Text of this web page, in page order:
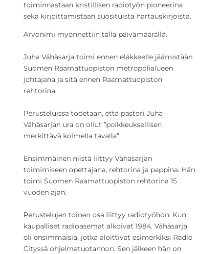
toiminnastaan kristillisen radiotyön pioneerina
sekä kirjoittamistaan suosituista hartauskirjoista.
Arvonimi myönnettiin tällä päivämäärällä.
Juha Vähäsarja toimi ennen eläkkeelle jäämistään
Suomen Raamattuopiston metropolialueen
johtajana ja sitä ennen Raamattuopiston
rehtorina.
Perusteluissa todetaan, että pastori Juha
Vähäsarjan ura on ollut ”poikkeuksellisen
merkittävä kolmella tavalla”.
Ensimmäinen niistä liittyy Vähäsarjan
toimimiseen opettajana, rehtorina ja pappina. Hän
toimi Suomen Raamattuopiston rehtorina 15
vuoden ajan.
Perustelujen toinen osa liittyy radiotyöhön. Kun
kaupalliset radioasemat alkoivat 1984, Vähäsarja
oli ensimmäisiä, jotka aloittivat esimerkiksi Radio
Cityssä ohjelmatuotannon. Sen jälkeen hän on